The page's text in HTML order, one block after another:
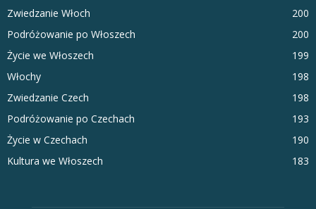
Zwiedzanie Włoch
200
Podróżowanie po Włoszech
200
Życie we Włoszech
199
Włochy
198
Zwiedzanie Czech
198
Podróżowanie po Czechach
193
Życie w Czechach
190
Kultura we Włoszech
183